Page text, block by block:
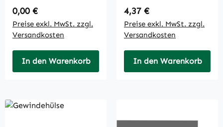
Regulärer Preis:
0,00 €
Preise exkl. MwSt. zzgl.
Versandkosten
In den Warenkorb
Regulärer Preis:
4,37 €
Preise exkl. MwSt. zzgl.
Versandkosten
In den Warenkorb